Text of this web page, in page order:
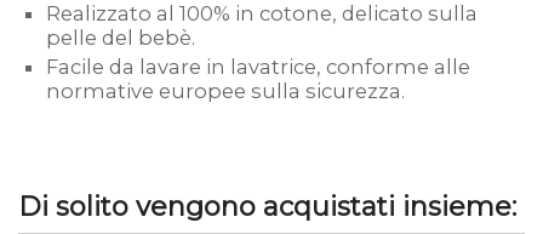
Realizzato al 100% in cotone, delicato sulla
pelle del bebè.
Facile da lavare in lavatrice, conforme alle
normative europee sulla sicurezza.
Di solito vengono acquistati insieme: